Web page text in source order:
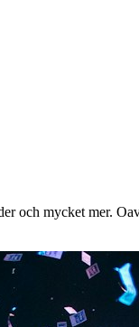
och mycket mer.